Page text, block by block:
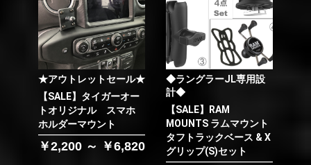
★アウトレットセール★
【SALE】タイガーオー
トオリジナル スマホ
ホルダーマウント
￥2,200 ～ ￥6,820
◆ラングラーJL専用設
計◆
【SALE】RAM
MOUNTS ラムマウント
タフトラックベース & X
グリップ(S)セット